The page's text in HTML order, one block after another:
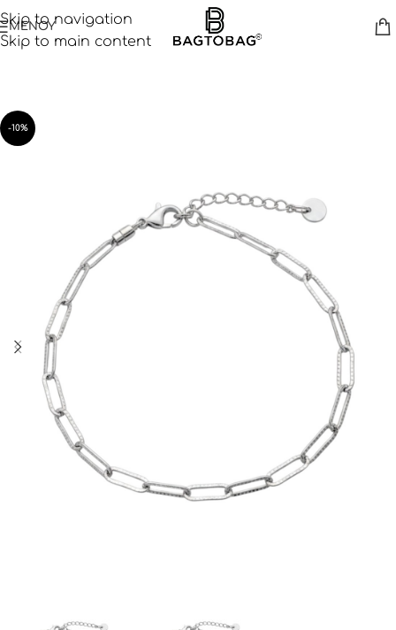
Skip to navigation
Skip to main content
ΜΕΝΟΥ
-10%